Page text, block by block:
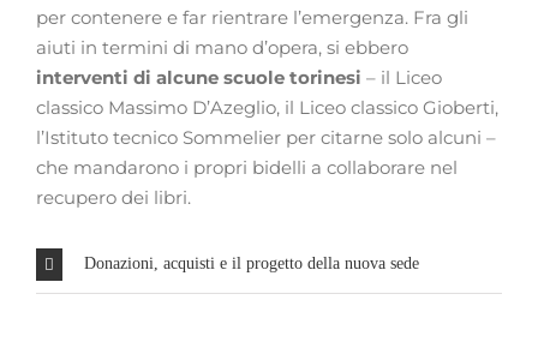
per contenere e far rientrare l’emergenza. Fra gli
aiuti in termini di mano d’opera, si ebbero
interventi di alcune scuole torinesi – il Liceo
classico Massimo D’Azeglio, il Liceo classico Gioberti,
l’Istituto tecnico Sommelier per citarne solo alcuni –
che mandarono i propri bidelli a collaborare nel
recupero dei libri.
Donazioni, acquisti e il progetto della nuova sede